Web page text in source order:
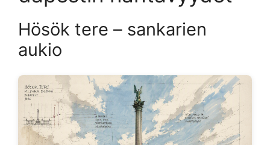
Hösök tere – sankarien
aukio